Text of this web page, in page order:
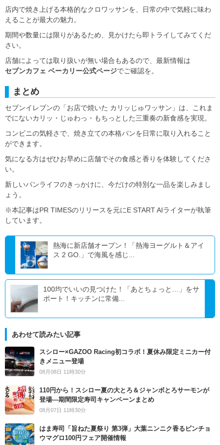
店内で焼き上げる本格的なクロワッサンを、日常の中で気軽に味わ
えることが最大の魅力。
期間や数量には限りがあるため、見かけたら即トライしてみてくだ
さい。
店舗によっては取り扱いが無い場合もあるので、最新情報は
セブンカフェ ベーカリー公式ページでご確認を。
まとめ
セブンイレブンの「お店で焼いた カリッじゅワッサン」は、これま
でにないカリッ・じゅわっ・もちっとした三重奏の新食感を実現。
コンビニの気軽さで、焼き立ての本格パンを日常に取り入れること
ができます。
気になる方はぜひお早めに店舗でその食感と香りを体験してくださ
い。
新しいパンライフのきっかけに、今だけの特別な一品を楽しみまし
ょう。
※本記事はPR TIMESのリリースを元にE START AIライターが執筆
しています。
熱海に新店舗オープン！「熱海ヨーグルト＆アイ
ス 2 GO.」で海風を感じ...
100均でいいの見つけた！「あとちょっと…」をサ
ポート！キッチンに常備...
あわせて読みたい記事
スシロー×GAZOO Racing初コラボ！夏休み限定ミニカー付
きメニュー登場
08月08日 11時30分
110円から！スシロー夏の大とろ＆ジャンボとろサーモンが
登場―期間限定寿司キャンペーンまとめ
08月07日 11時30分
はま寿司「旨ねた夏祭り 第3弾」大葉ニンニク香るビンチョ
ウマグロ100円フェア開催情報